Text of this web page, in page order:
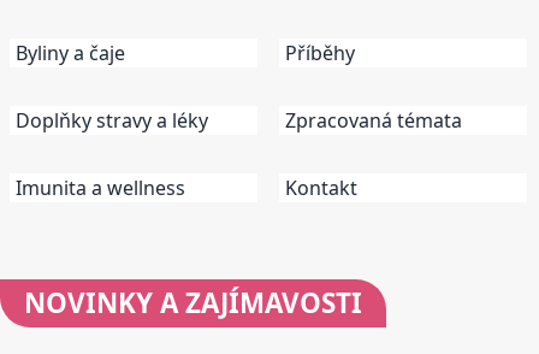
Byliny a čaje
Doplňky stravy a léky
Imunita a wellness
Příběhy
Zpracovaná témata
Kontakt
NOVINKYA ZAJÍMAVOSTI